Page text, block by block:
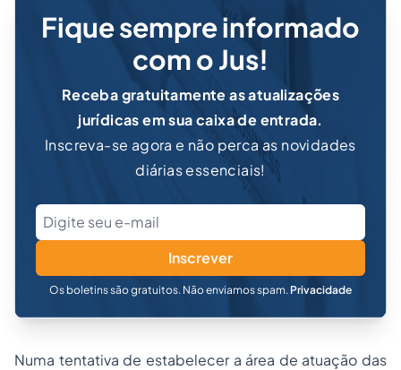
Fique sempre informado
com o Jus!
Receba gratuitamente as atualizações
jurídicas em sua caixa de entrada.
Inscreva-se agora e não perca as novidades
diárias essenciais!
Inscrever
Os boletins são gratuitos. Não enviamos spam. Privacidade
Numa tentativa de estabelecer a área de atuação das